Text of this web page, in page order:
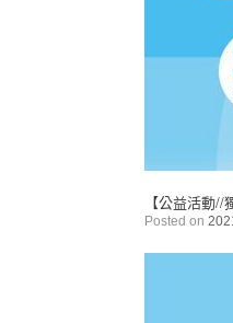
【公益活動
Posted on